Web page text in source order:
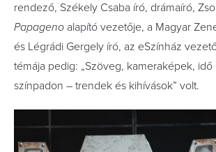
rendező, Székely Csaba író, drámaíró,
Papageno alapító vezetője, a Magyar
és Légrádi Gergely író, az eSzínház
témája pedig: „Szöveg, kameraképek, idő
színpadon – trendek és kihívások” volt.